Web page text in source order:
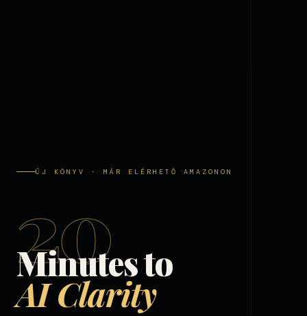
ÚJ KÖNYV · MÁR ELÉRHETŐ AMAZONON
20
Minutes to
AI Clarity